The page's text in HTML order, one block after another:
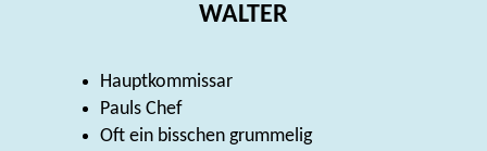
WALTER
Hauptkommissar
Pauls Chef
Oft ein bisschen grummelig